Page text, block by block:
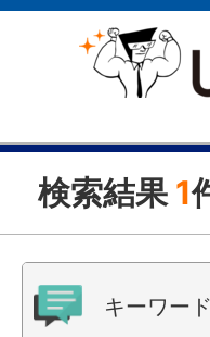
検索結果 1
キーワード